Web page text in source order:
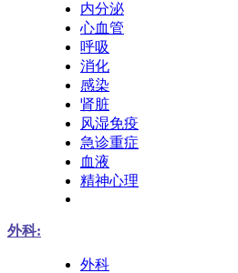
内分泌
心血管
呼吸
消化
感染
肾脏
风湿免疫
急诊重症
血液
精神心理
外科:
外科